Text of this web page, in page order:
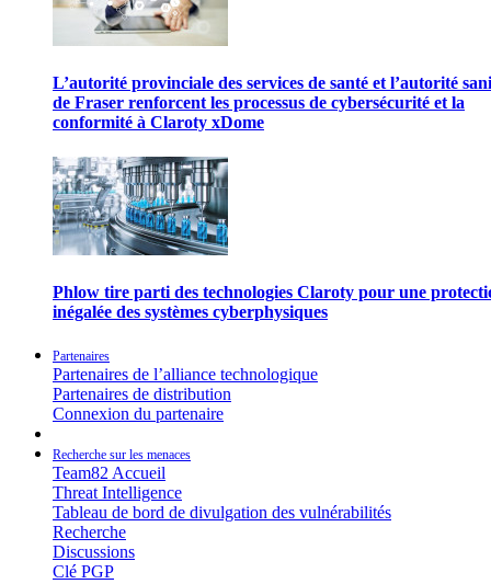
L’autorité provinciale des services de santé et l’autorité
de Fraser renforcent les processus de cybersécurité et la
conformité à Claroty xDome
Phlow tire parti des technologies Claroty pour une
inégalée des systèmes cyberphysiques
Partenaires
Partenaires de l’alliance technologique
Partenaires de distribution
Connexion du partenaire
Recherche sur les menaces
Team82 Accueil
Threat Intelligence
Tableau de bord de divulgation des vulnérabilités
Recherche
Discussions
Clé PGP